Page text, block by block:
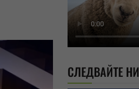
СЛЕДВАЙТЕ НИ